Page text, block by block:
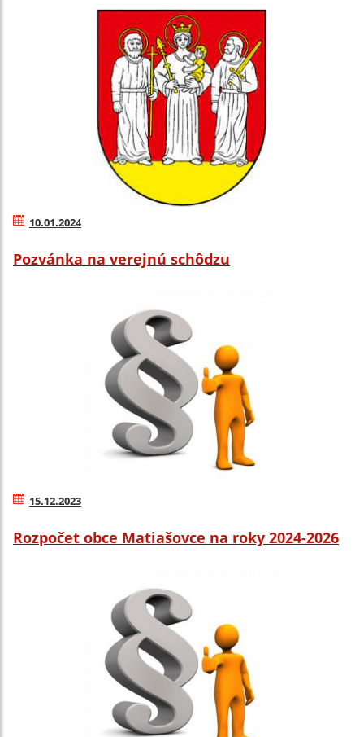
10.01.2024
Pozvánka na verejnú schôdzu
15.12.2023
Rozpočet obce Matiašovce na roky 2024-2026